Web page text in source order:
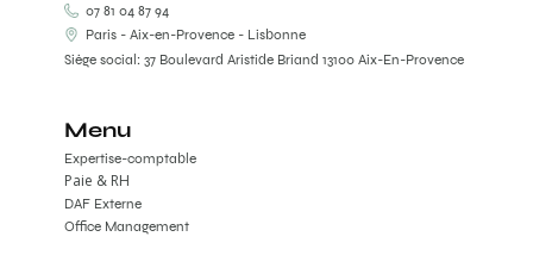
07 81 04 87 94
Paris - Aix-en-Provence - Lisbonne
Siège social: 37 Boulevard Aristide Briand 13100 Aix-En-Provence
Menu
Expertise-comptable
DAF Externe
Office Management
Paie & RH